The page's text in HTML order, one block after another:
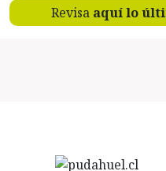
Revisa aquí lo